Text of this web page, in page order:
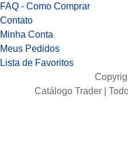
FAQ - Como Comprar
Contato
Minha Conta
Meus Pedidos
Lista de Favoritos
Catálogo Trader |